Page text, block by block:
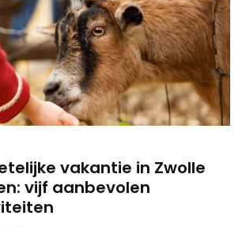
vakantie in Zwolle
vijf aanbevolen